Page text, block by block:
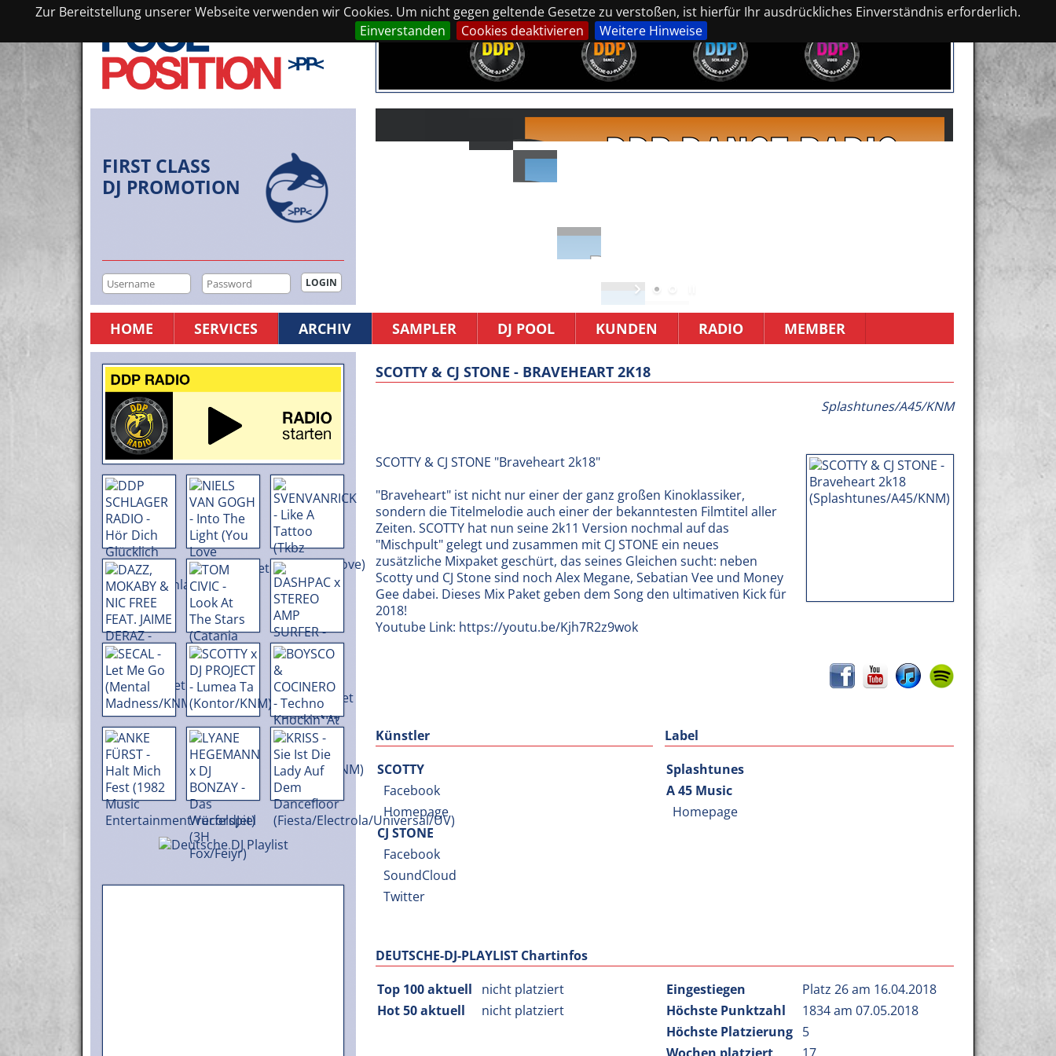
Zur Bereitstellung unserer Webseite verwenden wir Cookies. Um nicht gegen geltende Gesetze zu verstoßen, ist hierfür Ihr ausdrückliches Einverständnis erforderlich.
Einverstanden
Cookies deaktivieren Weitere Hinweise
FIRST CLASS
DJ PROMOTION
HOME SERVICES ARCHIV SAMPLER DJ POOL KUNDEN RADIO MEMBER
SCOTTY & CJ STONE - BRAVEHEART 2K18
Splashtunes/A45/KNM
SCOTTY & CJ STONE "Braveheart 2k18"
"Braveheart" ist nicht nur einer der ganz großen Kinoklassiker,
sondern die Titelmelodie auch einer der bekanntesten Filmtitel aller
Zeiten. SCOTTY hat nun seine 2k11 Version nochmal auf das
"Mischpult" gelegt und zusammen mit CJ STONE ein neues
zusätzliche Mixpaket geschürt, das seines Gleichen sucht: neben
Scotty und CJ Stone sind noch Alex Megane, Sebatian Vee und Money
Gee dabei. Dieses Mix Paket geben dem Song den ultimativen Kick für
2018!
Youtube Link: https://youtu.be/Kjh7R2z9wok
Künstler
SCOTTY
Facebook
Homepage
CJ STONE
Facebook
SoundCloud
Twitter
Label
Splashtunes
A 45 Music
Homepage
DEUTSCHE-DJ-PLAYLIST Chartinfos
Top 100 aktuell
nicht platziert
Hot 50 aktuell
nicht platziert
Eingestiegen
Platz 26 am 16.04.2018
Höchste Punktzahl
1834 am 07.05.2018
Höchste Platzierung 5